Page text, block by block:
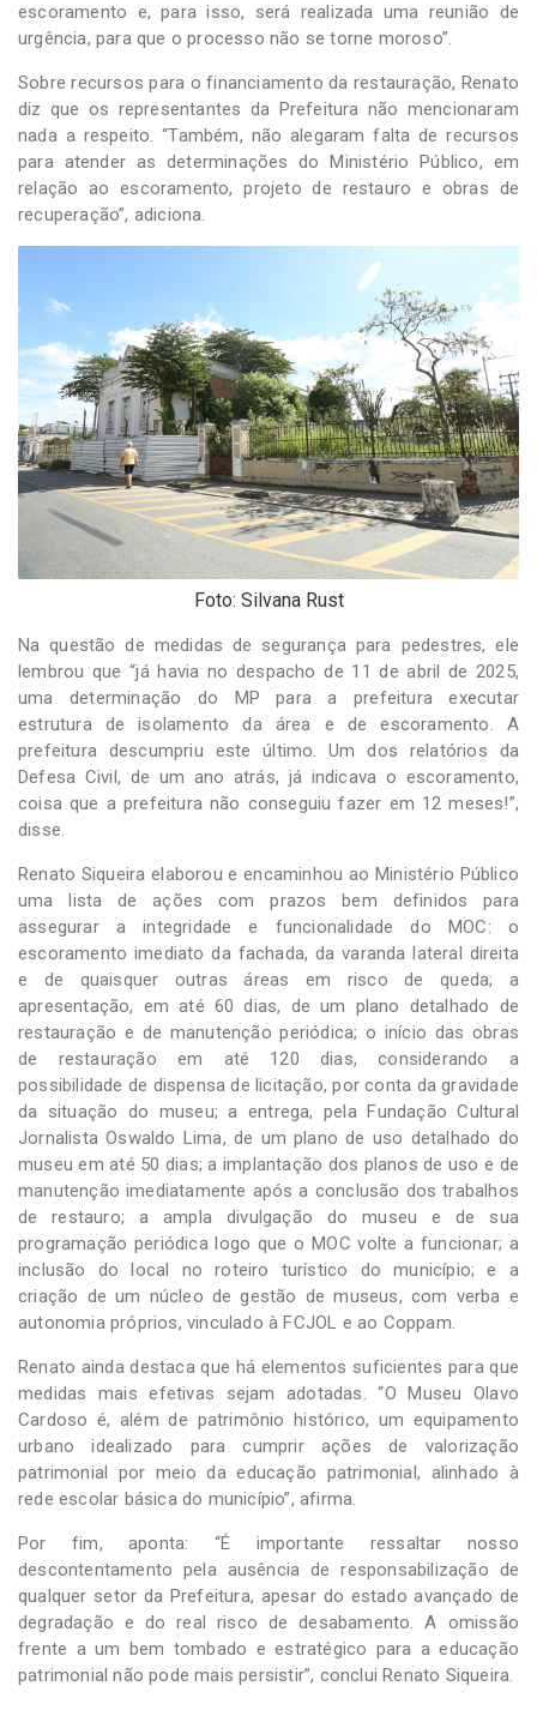
escoramento e, para isso, será realizada uma reunião de
urgência, para que o processo não se torne moroso”.
Sobre recursos para o financiamento da restauração, Renato
diz que os representantes da Prefeitura não mencionaram
nada a respeito. “Também, não alegaram falta de recursos
para atender as determinações do Ministério Público, em
relação ao escoramento, projeto de restauro e obras de
recuperação”, adiciona.
Foto: Silvana Rust
Na questão de medidas de segurança para pedestres, ele
lembrou que “já havia no despacho de 11 de abril de 2025,
uma determinação do MP para a prefeitura executar
estrutura de isolamento da área e de escoramento. A
prefeitura descumpriu este último. Um dos relatórios da
Defesa Civil, de um ano atrás, já indicava o escoramento,
coisa que a prefeitura não conseguiu fazer em 12 meses!”,
disse.
Renato Siqueira elaborou e encaminhou ao Ministério Público
uma lista de ações com prazos bem definidos para
assegurar a integridade e funcionalidade do MOC: o
escoramento imediato da fachada, da varanda lateral direita
e de quaisquer outras áreas em risco de queda; a
apresentação, em até 60 dias, de um plano detalhado de
restauração e de manutenção periódica; o início das obras
de restauração em até 120 dias, considerando a
possibilidade de dispensa de licitação, por conta da gravidade
da situação do museu; a entrega, pela Fundação Cultural
Jornalista Oswaldo Lima, de um plano de uso detalhado do
museu em até 50 dias; a implantação dos planos de uso e de
manutenção imediatamente após a conclusão dos trabalhos
de restauro; a ampla divulgação do museu e de sua
programação periódica logo que o MOC volte a funcionar; a
inclusão do local no roteiro turístico do município; e a
criação de um núcleo de gestão de museus, com verba e
autonomia próprios, vinculado à FCJOL e ao Coppam.
Renato ainda destaca que há elementos suficientes para que
medidas mais efetivas sejam adotadas. “O Museu Olavo
Cardoso é, além de patrimônio histórico, um equipamento
urbano idealizado para cumprir ações de valorização
patrimonial por meio da educação patrimonial, alinhado à
rede escolar básica do município”, afirma.
Por fim, aponta: “É importante ressaltar nosso
descontentamento pela ausência de responsabilização de
qualquer setor da Prefeitura, apesar do estado avançado de
degradação e do real risco de desabamento. A omissão
frente a um bem tombado e estratégico para a educação
patrimonial não pode mais persistir”, conclui Renato Siqueira.